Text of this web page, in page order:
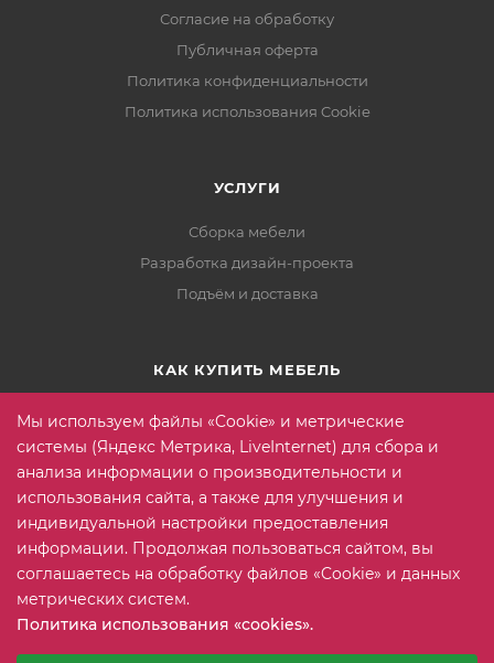
Согласие на обработку
Публичная оферта
Политика конфиденциальности
Политика использования Cookie
УСЛУГИ
Сборка мебели
Разработка дизайн-проекта
Подъём и доставка
КАК КУПИТЬ МЕБЕЛЬ
Условия оплаты
Условия доставки
Гарантия на товар
Вопрос-ответ
+7 (815) 2 606-608 ЗАКАЗАТЬ ЗВОНОК
info@mebeler51.ru
Мы используем файлы «Cookie» и метрические
системы (Яндекс Метрика, LiveInternet) для сбора и
анализа информации о производительности и
использования сайта, а также для улучшения и
индивидуальной настройки предоставления
информации. Продолжая пользоваться сайтом, вы
соглашаетесь на обработку файлов «Cookie» и данных
метрических систем.
Политика использования «cookies».